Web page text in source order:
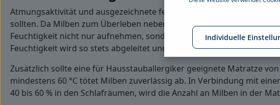
Atmungsaktivität und ausgezeichnete feuchtigkeitsregulierende
sollten. Da Milben zum Überleben neben ausreichend Nahrung ein
Feuchtigkeit nicht nur aufnehmen, sondern auch wieder abgeben
Feuchtigkeit wird so stets abgeleitet und es entsteht ein trockenes
Zusätzlich sollte eine für Hausstauballergiker geeignete Matratze
mindestens 60 °C tötet Milben zuverlässig ab. In Verbindung mit
40 bis 60 % in den Schlafräumen, wird die Anzahl an Milben in der
Individuelle